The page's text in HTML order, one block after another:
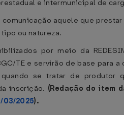
e intermunicipal de
aquele que
ou natureza.
por meio da
TE e servirão de base para
se tratar de produtor
inscrição. (Redação do item
03/2025).